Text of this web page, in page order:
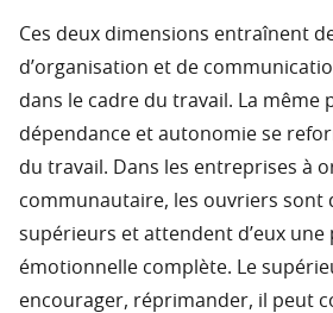
Ces deux dimensions entraînent
d’organisation et de
dans le cadre du travail. La
dépendance et autonomie se
du travail. Dans les entreprises à
communautaire, les ouvriers sont
supérieurs et attendent d’eux une
émotionnelle complète. Le
encourager, réprimander, il peut